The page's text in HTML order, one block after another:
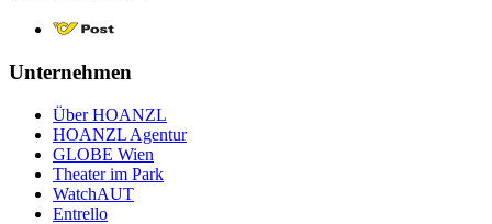
Unternehmen
Über HOANZL
HOANZL Agentur
GLOBE Wien
Theater im Park
WatchAUT
Entrello